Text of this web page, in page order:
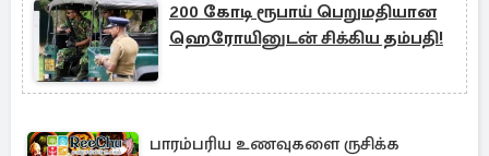
200 கோடி ரூபாய் பெறுமதியான
ஹெரோயினுடன் சிக்கிய தம்பதி!
பாரம்பரிய உணவுகளை ருசிக்க